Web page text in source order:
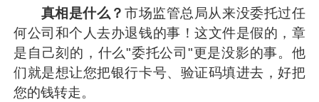
真相是什么？ 市场监管总局从来没委托过任
何公司和个人去办退钱的事！这文件是假的，章
是自己刻的，什么"委托公司"更是没影的事。他
们就是想让您把银行卡号、验证码填进去，好把
您的钱转走。